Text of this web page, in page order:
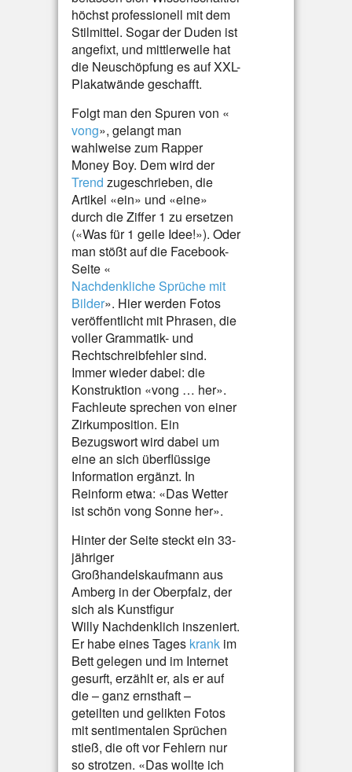
höchst professionell mit dem
Stilmittel. Sogar der Duden ist
angefixt, und mittlerweile hat
die Neuschöpfung es auf XXL-
Plakatwände geschafft.
Folgt man den Spuren von «
vong», gelangt man
wahlweise zum Rapper
Money Boy. Dem wird der
Trend zugeschrieben, die
Artikel «ein» und «eine»
durch die Ziffer 1 zu ersetzen
(«Was für 1 geile Idee!»). Oder
man stößt auf die Facebook-
Seite «
Nachdenkliche Sprüche mit
Bilder». Hier werden Fotos
veröffentlicht mit Phrasen, die
voller Grammatik- und
Rechtschreibfehler sind.
Immer wieder dabei: die
Konstruktion «vong … her».
Fachleute sprechen von einer
Zirkumposition. Ein
Bezugswort wird dabei um
eine an sich überflüssige
Information ergänzt. In
Reinform etwa: «Das Wetter
ist schön vong Sonne her».
Hinter der Seite steckt ein 33-
jähriger
Großhandelskaufmann aus
Amberg in der Oberpfalz, der
sich als Kunstfigur
Willy Nachdenklich inszeniert.
Er habe eines Tages krank im
Bett gelegen und im Internet
gesurft, erzählt er, als er auf
die – ganz ernsthaft –
geteilten und gelikten Fotos
mit sentimentalen Sprüchen
stieß, die oft vor Fehlern nur
so strotzen. «Das wollte ich